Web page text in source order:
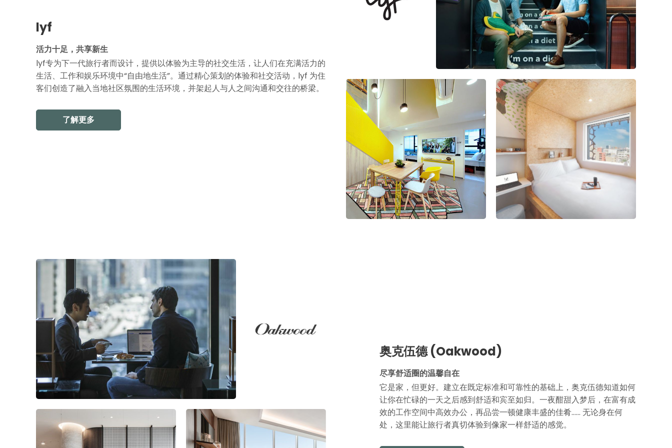
lyf
活力十足，共享新生
lyf专为下一代旅行者而设计，提供以体验为主导的社交生活，让人们在充满活力的
生活、工作和娱乐环境中“自由地生活”。通过精心策划的体验和社交活动，lyf 为住
客们创造了融入当地社区氛围的生活环境，并架起人与人之间沟通和交往的桥梁。
了解更多
奥克伍德 (Oakwood)
尽享舒适圈的温馨自在
它是家，但更好。建立在既定标准和可靠性的基础上，奥克伍德知道如何
让你在忙碌的一天之后感到舒适和宾至如归。一夜酣甜入梦后，在富有成
效的工作空间中高效办公，再品尝一顿健康丰盛的佳肴…… 无论身在何
处，这里能让旅行者真切体验到像家一样舒适的感觉。